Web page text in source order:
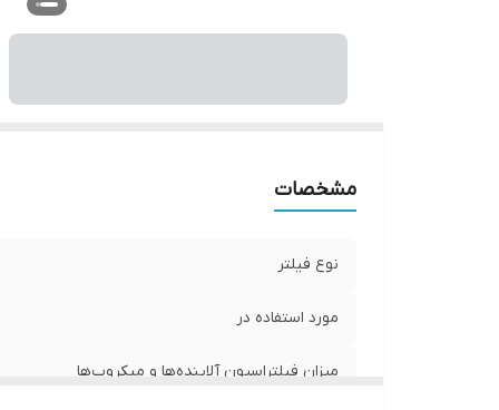
مشخصات
نوع فیلتر
مورد استفاده در
میزان فیلتراسیون آلاینده‌ها و میکروب‌ها